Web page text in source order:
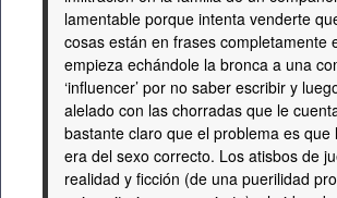
lamentable porque intenta venderte
cosas están en frases completamente
empieza echándole la bronca a una
‘influencer’ por no saber escribir y
alelado con las chorradas que le
bastante claro que el problema es que
era del sexo correcto. Los atisbos de
realidad y ficción (de una puerilidad